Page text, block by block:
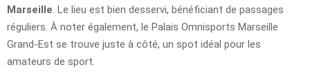
Marseille . Le lieu est bien desservi, bénéficiant de passages
réguliers. À noter également, le Palais Omnisports Marseille
Grand-Est se trouve juste à côté, un spot idéal pour les
amateurs de sport.